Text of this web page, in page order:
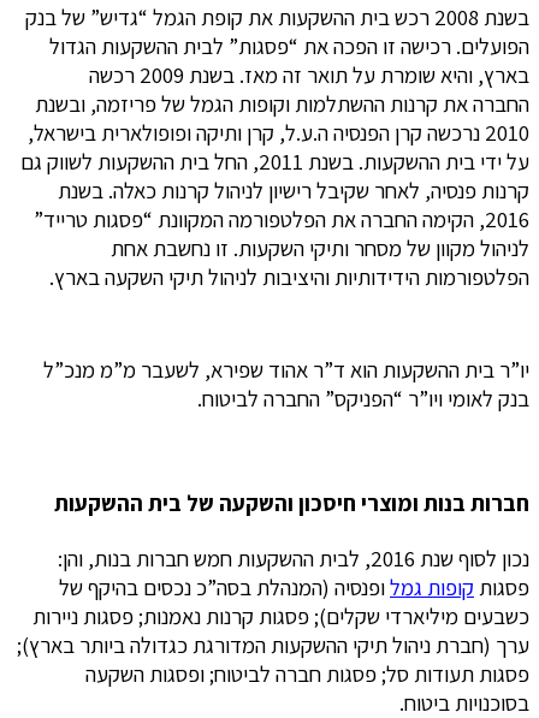
בשנת 2008 רכש בית ההשקעות את קופת הגמל “גדיש” של בנק
הפועלים. רכישה זו הפכה את “פסגות” לבית ההשקעות הגדול
בארץ, והיא שומרת על תואר זה מאז. בשנת 2009 רכשה
החברה את קרנות ההשתלמות וקופות הגמל של פריזמה, ובשנת
2010 נרכשה קרן הפנסיה ה.ע.ל, קרן ותיקה ופופולארית בישראל,
על ידי בית ההשקעות. בשנת 2011, החל בית ההשקעות לשווק גם
קרנות פנסיה, לאחר שקיבל רישיון לניהול קרנות כאלה. בשנת
2016, הקימה החברה את הפלטפורמה המקוונת “פסגות טרייד”
לניהול מקוון של מסחר ותיקי השקעות. זו נחשבת אחת
הפלטפורמות הידידותיות והיציבות לניהול תיקי השקעה בארץ.
יו”ר בית ההשקעות הוא ד”ר אהוד שפירא, לשעבר מ”מ מנכ”ל
בנק לאומי ויו”ר “הפניקס” החברה לביטוח.
חברות בנות ומוצרי חיסכון והשקעה של בית ההשקעות
נכון לסוף שנת 2016, לבית ההשקעות חמש חברות בנות, והן:
פסגות קופות גמלופנסיה (המנהלת בסה”כ נכסים בהיקף של
כשבעים מיליארדי שקלים); פסגות קרנות נאמנות; פסגות ניירות
ערך (חברת ניהול תיקי ההשקעות המדורגת כגדולה ביותר בארץ);
פסגות תעודות סל; פסגות חברה לביטוח; ופסגות השקעה
בסוכנויות ביטוח.